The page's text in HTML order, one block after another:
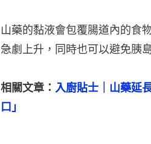
山藥的黏液會包覆腸道內的食
急劇上升，同時也可以避免胰
相關文章： 入廚貼士｜山藥延
口」